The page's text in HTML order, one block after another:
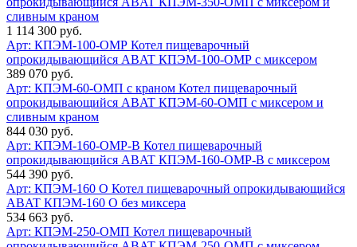
сливным краном
1 114 300 руб.
Арт: КПЭМ-100-ОМР Котел пищеварочный
опрокидывающийся ABAT КПЭМ-100-ОМР с миксером
389 070 руб.
Арт: КПЭМ-60-ОМП с краном Котел пищеварочный
опрокидывающийся ABAT КПЭМ-60-ОМП с миксером и
сливным краном
844 030 руб.
Арт: КПЭМ-160-ОМР-В Котел пищеварочный
опрокидывающийся ABAT КПЭМ-160-ОМР-В с миксером
544 390 руб.
Арт: КПЭМ-160 О Котел пищеварочный опрокидывающийся
ABAT КПЭМ-160 О без миксера
534 663 руб.
Арт: КПЭМ-250-ОМП Котел пищеварочный